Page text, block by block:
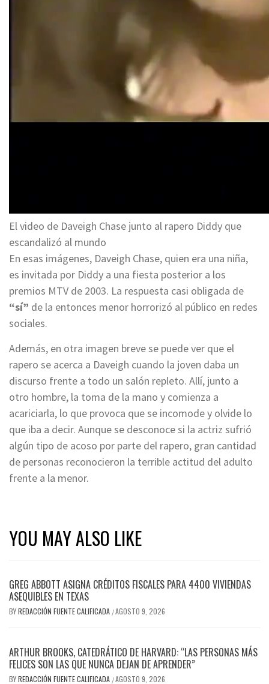
El video de Daveigh Chase junto al rapero Diddy que
escandalizó al mundo
En esas imágenes, Daveigh Chase, quien era una niña,
es invitada por Diddy a una fiesta posterior a los
premios MTV de 2003. La respuesta casi obligada de
“sí” de la entonces menor horrorizó al público en redes
sociales.
Además, en otra imagen breve se puede ver que el
rapero se acerca a Daveigh cuando la joven daba un
discurso frente a todo un salón repleto. Allí, junto a
otro hombre, la toma de la mano y comienza a
acariciarla, lo que provoca que se incomode y olvide lo
que iba a decir. Aunque se desconoce si la actriz sufrió
algún tipo de acoso por parte del rapero, gran cantidad
de personas reconocieron la terrible actitud del adulto
frente a la menor.
YOU MAY ALSO LIKE
GREG ABBOTT ASIGNA CRÉDITOS FISCALES PARA 4400 VIVIENDAS
ASEQUIBLES EN TEXAS
BYREDACCIÓN FUENTE CALIFICADA /AGOSTO 9, 2026
ARTHUR BROOKS, CATEDRÁTICO DE HARVARD: “LAS PERSONAS MÁS
FELICES SON LAS QUE NUNCA DEJAN DE APRENDER”
BYREDACCIÓN FUENTE CALIFICADA /AGOSTO 9, 2026